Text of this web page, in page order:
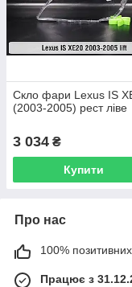
Скло фари Lexus IS
(2003-2005) рест ліве
3 034 ₴
Купити
Про нас
100% позитивних
Працює з